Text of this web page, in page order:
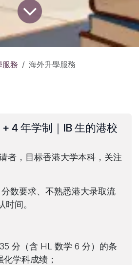
服務 海外升學服務
4 年学制｜IB 生的港校
者，目标香港大学本科，关注
分数要求、不熟悉港大录取流
间。
分（含 HL 数学 6 分）的条
学科成绩；